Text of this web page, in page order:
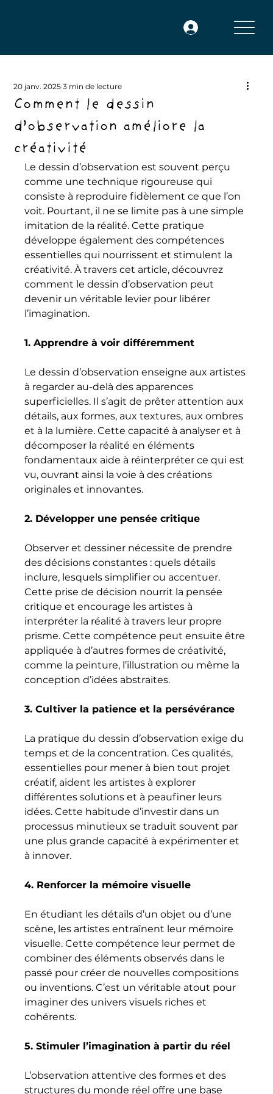
Comment le dessin
d’observation améliore la
créativité
20 janv. 2025 3 min de lecture
Le dessin d’observation est souvent perçu
comme une technique rigoureuse qui
consiste à reproduire fidèlement ce que l’on
voit. Pourtant, il ne se limite pas à une simple
imitation de la réalité. Cette pratique
développe également des compétences
essentielles qui nourrissent et stimulent la
créativité. À travers cet article, découvrez
comment le dessin d’observation peut
devenir un véritable levier pour libérer
l’imagination.
1. Apprendre à voir différemment
Le dessin d’observation enseigne aux artistes
à regarder au-delà des apparences
superficielles. Il s’agit de prêter attention aux
détails, aux formes, aux textures, aux ombres
et à la lumière. Cette capacité à analyser et à
décomposer la réalité en éléments
fondamentaux aide à réinterpréter ce qui est
vu, ouvrant ainsi la voie à des créations
originales et innovantes.
2. Développer une pensée critique
Observer et dessiner nécessite de prendre
des décisions constantes : quels détails
inclure, lesquels simplifier ou accentuer.
Cette prise de décision nourrit la pensée
critique et encourage les artistes à
interpréter la réalité à travers leur propre
prisme. Cette compétence peut ensuite être
appliquée à d’autres formes de créativité,
comme la peinture, l’illustration ou même la
conception d’idées abstraites.
3. Cultiver la patience et la persévérance
La pratique du dessin d’observation exige du
temps et de la concentration. Ces qualités,
essentielles pour mener à bien tout projet
créatif, aident les artistes à explorer
différentes solutions et à peaufiner leurs
idées. Cette habitude d’investir dans un
processus minutieux se traduit souvent par
une plus grande capacité à expérimenter et
à innover.
4. Renforcer la mémoire visuelle
En étudiant les détails d’un objet ou d’une
scène, les artistes entraînent leur mémoire
visuelle. Cette compétence leur permet de
combiner des éléments observés dans le
passé pour créer de nouvelles compositions
ou inventions. C’est un véritable atout pour
imaginer des univers visuels riches et
cohérents.
5. Stimuler l’imagination à partir du réel
L’observation attentive des formes et des
structures du monde réel offre une base